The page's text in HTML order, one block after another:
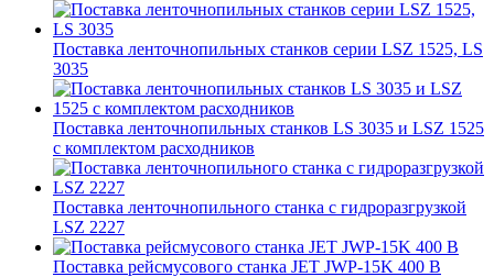
Поставка ленточнопильных станков серии LSZ 1525, LS
3035
Поставка ленточнопильных станков LS 3035 и LSZ 1525
с комплектом расходников
Поставка ленточнопильного станка c гидроразгрузкой
LSZ 2227
Поставка рейсмусового станка JET JWP-15K 400 В